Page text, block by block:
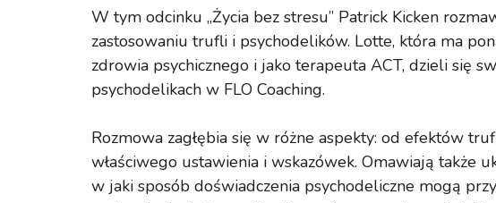
W tym odcinku „Życia bez stresu” Patrick Kicken
zastosowaniu trufli i psychodelików. Lotte, która ma
zdrowia psychicznego i jako terapeuta ACT, dzieli się
psychodelikach w FLO Coaching.
Rozmowa zagłębia się w różne aspekty: od efektów
właściwego ustawienia i wskazówek. Omawiają także
w jaki sposób doświadczenia psychodeliczne mogą